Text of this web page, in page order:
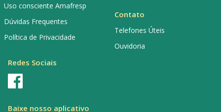
Uso consciente Amafresp
Dúvidas Frequentes
Política de Privacidade
Contato
Telefones Úteis
Ouvidoria
Redes Sociais
Baixe nosso aplicativo